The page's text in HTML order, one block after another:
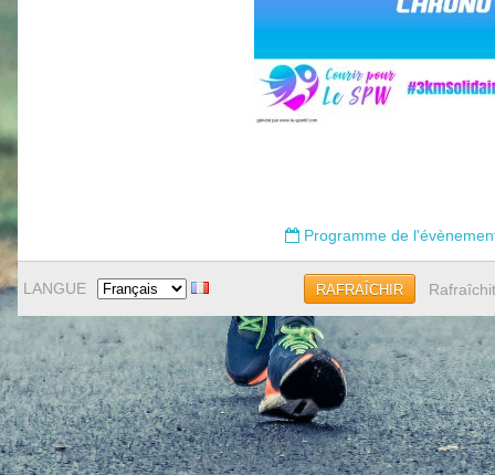
Programme de
LANGUE RAFRAÎCHIR